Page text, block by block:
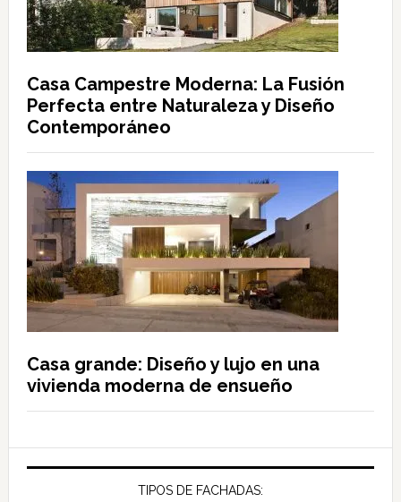
Casa Campestre Moderna: La Fusión
Perfecta entre Naturaleza y Diseño
Contemporáneo
Casa grande: Diseño y lujo en una
vivienda moderna de ensueño
TIPOS DE FACHADAS: